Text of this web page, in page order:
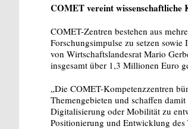
COMET vereint wissenschaftliche
COMET-Zentren bestehen aus
Forschungsimpulse zu setzen
von Wirtschaftslandesrat Mario
insgesamt über 1,3 Millionen Euro
„Die COMET-Kompetenzzentren
Themengebieten und schaffen
Digitalisierung oder Mobilität zu
Positionierung und Entwicklung